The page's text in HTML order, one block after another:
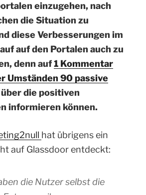
einzugehen, nach
die Situation zu
diese Verbesserungen im
auf den Portalen auch zu
denn auf1 Kommentar
Umständen 90 passive
über die positiven
informieren können.
hat übrigens ein
auf Glassdoor entdeckt:
die Nutzer selbst die